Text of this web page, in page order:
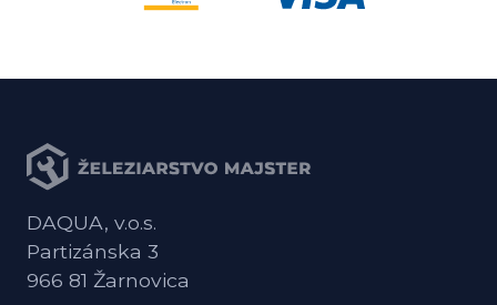
DAQUA, v.o.s.
Partizánska 3
966 81 Žarnovica